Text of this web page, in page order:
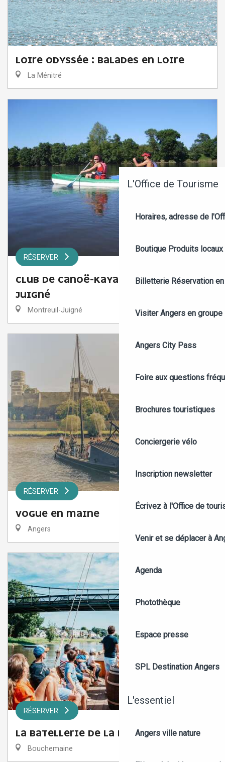
L'Office de Tourisme
Horaires, adresse de
Boutique Produits
Billetterie Réservation
Visiter Angers en groupe
Angers City Pass
Foire aux questions
Brochures touristiques
Conciergerie vélo
Inscription newsletter
Écrivez à l'Office de
Venir et se déplacer à
Agenda
Photothèque
Espace presse
SPL Destination Angers
L'essentiel
Angers ville nature
LOIRE ODYSSÉE : BALADES EN LOIRE
La Ménitré
RÉSERVER
CLUB DE CANOË-KAYAK MONTREUIL-
JUIGNÉ
Montreuil-Juigné
RÉSERVER
VOGUE EN MAINE
Angers
RÉSERVER
LA BATELLERIE DE LA LOIRE
Bouchemaine